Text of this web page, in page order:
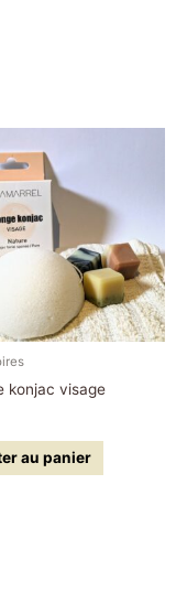
konjac visage
au panier